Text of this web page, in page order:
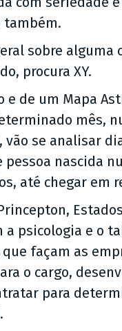
também.
sobre alguma
procura XY.
e de um Mapa
mês,
vão se analisar
pessoa nascida
até chegar em
a psicologia e o
façam as
o cargo,
para